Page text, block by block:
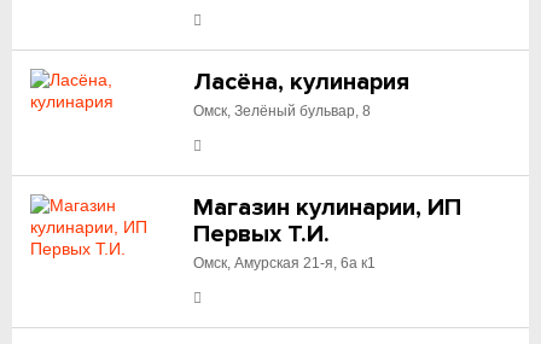
Ласёна, кулинария
Омск, Зелёный бульвар, 8
Магазин кулинарии, ИП
Первых Т.И.
Омск, Амурская 21-я, 6а к1